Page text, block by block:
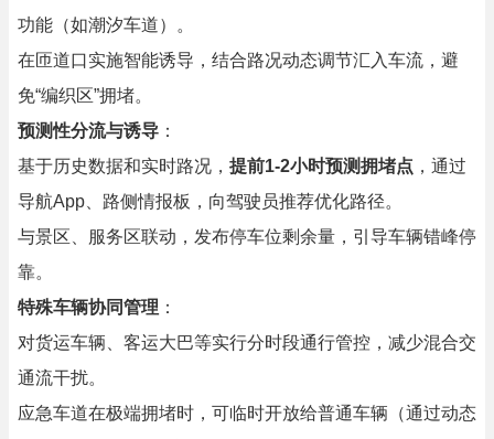
功能（如潮汐车道）。
在匝道口实施智能诱导，结合路况动态调节汇入车流，避
免“编织区”拥堵。
预测性分流与诱导 ：
基于历史数据和实时路况， 提前1-2小时预测拥堵点 ，通过
导航App、路侧情报板，向驾驶员推荐优化路径。
与景区、服务区联动，发布停车位剩余量，引导车辆错峰停
靠。
特殊车辆协同管理 ：
对货运车辆、客运大巴等实行分时段通行管控，减少混合交
通流干扰。
应急车道在极端拥堵时，可临时开放给普通车辆（通过动态